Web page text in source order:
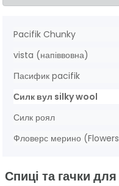
Pacifik Chunky
vista (напіввовна)
Пасифик pacifik
Силк вул silky wool
Силк роял
Фловерс мерино
Спиці та гачки